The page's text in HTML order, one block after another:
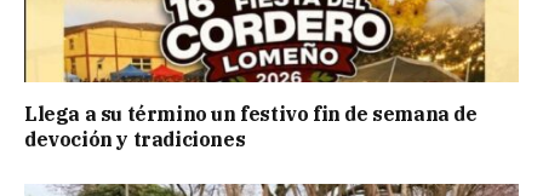
Llega a su término un festivo fin de semana de
devoción y tradiciones